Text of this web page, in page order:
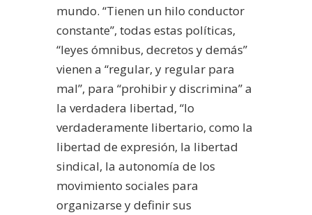
mundo. “Tienen un hilo conductor
constante”, todas estas políticas,
“leyes ómnibus, decretos y demás”
vienen a “regular, y regular para
mal”, para “prohibir y discrimina” a
la verdadera libertad, “lo
verdaderamente libertario, como la
libertad de expresión, la libertad
sindical, la autonomía de los
movimiento sociales para
organizarse y definir sus